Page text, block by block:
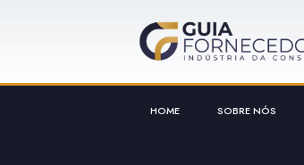
HOME SOBRE NÓS